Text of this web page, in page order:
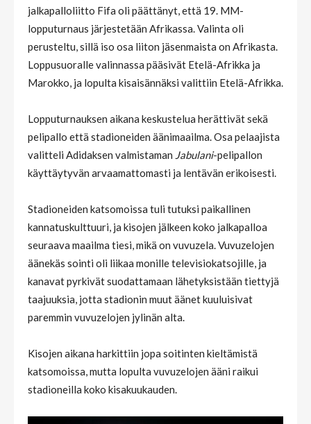
jalkapalloliitto Fifa oli päättänyt, että 19. MM-
lopputurnaus järjestetään Afrikassa. Valinta oli
perusteltu, sillä iso osa liiton jäsenmaista on Afrikasta.
Loppusuoralle valinnassa pääsivät Etelä-Afrikka ja
Marokko, ja lopulta kisaisännäksi valittiin Etelä-Afrikka.
Lopputurnauksen aikana keskustelua herättivät sekä
pelipallo että stadioneiden äänimaailma. Osa pelaajista
valitteli Adidaksen valmistaman Jabulani-pelipallon
käyttäytyvän arvaamattomasti ja lentävän erikoisesti.
Stadioneiden katsomoissa tuli tutuksi paikallinen
kannatuskulttuuri, ja kisojen jälkeen koko jalkapalloa
seuraava maailma tiesi, mikä on vuvuzela. Vuvuzelojen
äänekäs sointi oli liikaa monille televisiokatsojille, ja
kanavat pyrkivät suodattamaan lähetyksistään tiettyjä
taajuuksia, jotta stadionin muut äänet kuuluisivat
paremmin vuvuzelojen jylinän alta.
Kisojen aikana harkittiin jopa soitinten kieltämistä
katsomoissa, mutta lopulta vuvuzelojen ääni raikui
stadioneilla koko kisakuukauden.